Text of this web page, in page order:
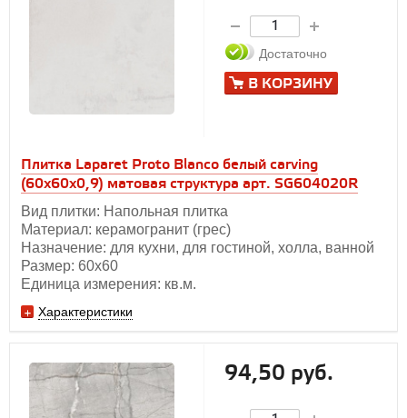
Плитка Laparet Proto Blanco белый carving
(60х60х0,9) матовая структура арт. SG604020R
Вид плитки: Напольная плитка
Материал: керамогранит (грес)
Назначение: для кухни, для гостиной, холла, ванной
Размер: 60х60
Единица измерения: кв.м.
Характеристики
Достаточно
В КОРЗИНУ
94,50 руб.